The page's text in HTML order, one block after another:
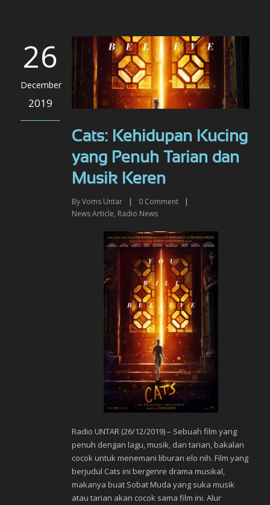
26
December
2019
Cats: Kehidupan Kucing
yang Penuh Tarian dan
Musik Keren
ByVoms Untar | 0 Comment
|
News Article, Radio News
Radio UNTAR (26/12/2019) – Sebuah film yang
penuh dengan lagu, musik, dan tarian, bakalan
cocok untuk menemani liburan elo nih. Film yang
berjudul Cats ini bergenre drama musikal,
makanya buat Sobat Muda yang suka musik
atau tarian akan cocok sama film ini. Alur